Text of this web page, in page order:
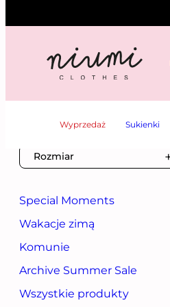
Wyprzedaż Sukienki
Marynarki długie
Rozmiar
Special Moments
Wakacje zimą
Komunie
Archive Summer Sale
Wszystkie produkty